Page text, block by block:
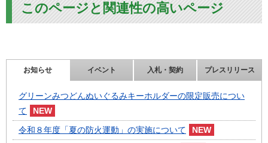
このページと関連性の高いページ
お知らせ イベント 入札・契約 プレスリリース
グリーンみつどんぬいぐるみキーホルダーの限定販売につい
て
令和８年度「夏の防火運動」の実施について